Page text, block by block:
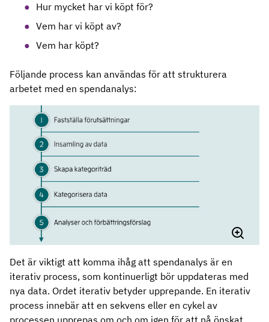
Hur mycket har vi köpt för?
Vem har vi köpt av?
Vem har köpt?
Följande process kan användas för att strukturera
arbetet med en spendanalys:
Det är viktigt att komma ihåg att spendanalys är en
iterativ process, som kontinuerligt bör uppdateras med
nya data. Ordet iterativ betyder upprepande. En iterativ
process innebär att en sekvens eller en cykel av